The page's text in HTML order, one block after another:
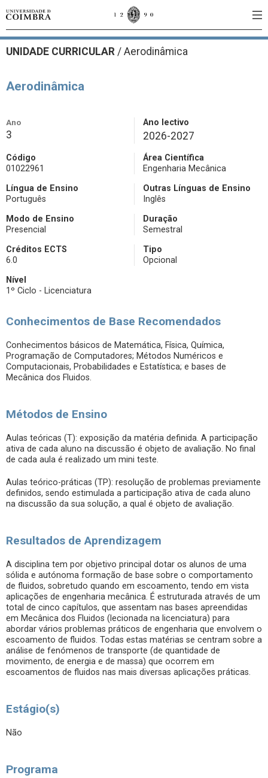
UNIDADE CURRICULAR / Aerodinâmica
Aerodinâmica
Ano
3
Ano lectivo
2026-2027
Código
01022961
Área Científica
Engenharia Mecânica
Língua de Ensino
Português
Outras Línguas de Ensino
Inglês
Modo de Ensino
Presencial
Duração
Semestral
Créditos ECTS
6.0
Tipo
Opcional
Nível
1º Ciclo - Licenciatura
Conhecimentos de Base Recomendados
Conhecimentos básicos de Matemática, Física, Química,
Programação de Computadores; Métodos Numéricos e
Computacionais, Probabilidades e Estatística; e bases de
Mecânica dos Fluidos.
Métodos de Ensino
Aulas teóricas (T): exposição da matéria definida. A participação
ativa de cada aluno na discussão é objeto de avaliação. No final
de cada aula é realizado um mini teste.
Aulas teórico-práticas (TP): resolução de problemas previamente
definidos, sendo estimulada a participação ativa de cada aluno
na discussão da sua solução, a qual é objeto de avaliação.
Resultados de Aprendizagem
A disciplina tem por objetivo principal dotar os alunos de uma
sólida e autónoma formação de base sobre o comportamento
de fluidos, sobretudo quando em escoamento, tendo em vista
aplicações de engenharia mecânica. É estruturada através de um
total de cinco capítulos, que assentam nas bases apreendidas
em Mecânica dos Fluidos (lecionada na licenciatura) para
abordar vários problemas práticos de engenharia que envolvem o
escoamento de fluidos. Todas estas matérias se centram sobre a
análise de fenómenos de transporte (de quantidade de
movimento, de energia e de massa) que ocorrem em
escoamentos de fluidos nas mais diversas aplicações práticas.
Estágio(s)
Não
Programa